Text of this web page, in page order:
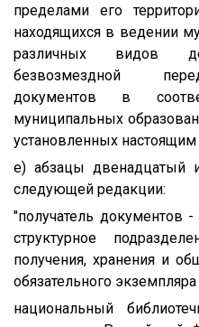
пределами его
находящихся в ведении
различных видов
безвозмездной
документов в
муниципальных
установленных
е) абзацы двенадцатый
следующей редакции:
"получатель документов
структурное
получения, хранения и
обязательного
национальный